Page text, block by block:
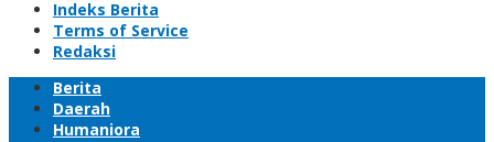
Indeks Berita
Terms of Service
Redaksi
Berita
Daerah
Humaniora